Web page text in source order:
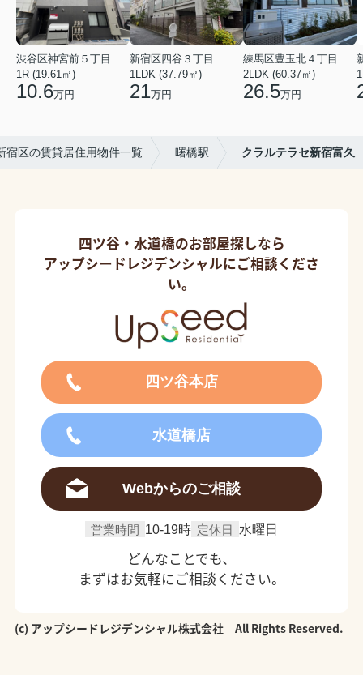
渋谷区神宮前５丁目
1R (19.61㎡)
10.6万円
新宿区四谷３丁目
1LDK (37.79㎡)
21万円
練馬区豊玉北４丁目
2LDK (60.37㎡)
26.5万円
宿区の賃貸居住用物件一覧 曙橋駅 クラルテラセ新宿富久
四ツ谷・水道橋のお部屋探しなら
アップシードレジデンシャルにご相談くださ
い。
四ツ谷本店
水道橋店
Webからのご相談
営業時間 10-19時 定休日 水曜日
どんなことでも、
まずはお気軽にご相談ください。
(c) アップシードレジデンシャル株式会社 All Rights Reserved.